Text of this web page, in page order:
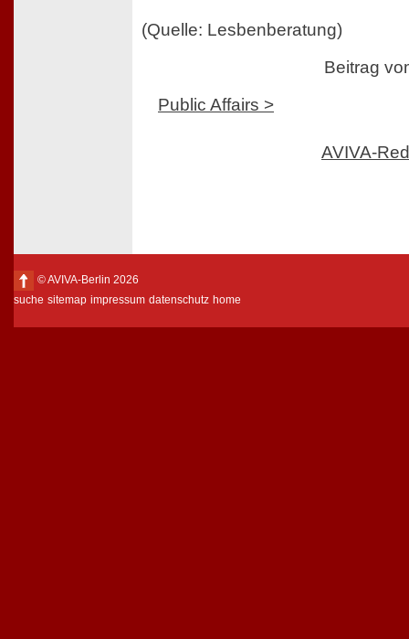
(Quelle: Lesbenberatung)
Public Affairs >
Beitrag
AVIVA-
© AVIVA-Berlin 2026
suche sitemap impressum datenschutz home